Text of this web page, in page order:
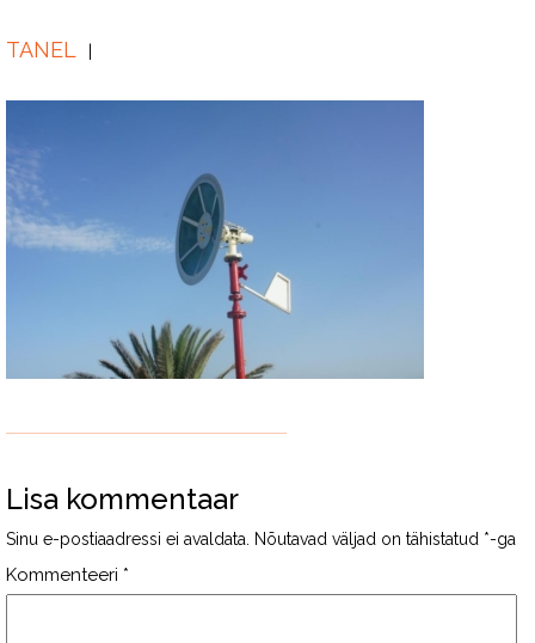
TANEL
Lisa kommentaar
Sinu e-postiaadressi ei avaldata. Nõutavad väljad on tähistatud *-ga
Kommenteeri *